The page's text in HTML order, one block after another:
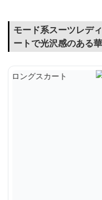
モード系スーツレデ
ートで光沢感のある